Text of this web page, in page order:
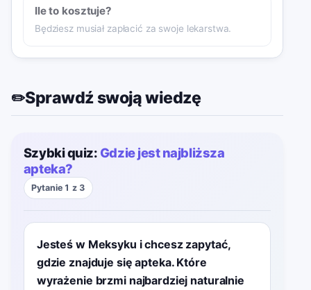
Ile to kosztuje?
Będziesz musiał zapłacić za swoje lekarstwa.
✏️Sprawdź swoją wiedzę
Szybki quiz: Gdzie jest najbliższa
apteka?
Pytanie 1 z 3
Jesteś w Meksyku i chcesz zapytać,
gdzie znajduje się apteka. Które
wyrażenie brzmi najbardziej naturalnie